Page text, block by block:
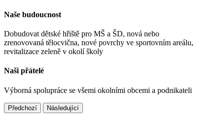
Naše budoucnost
Dobudovat dětské hřiště pro MŠ a ŠD, nová nebo
zrenovovaná tělocvična, nové povrchy ve sportovním areálu,
revitalizace zeleně v okolí školy
Naši přátelé
Výborná spolupráce se všemi okolními obcemi a podnikateli
Předchozí Následující